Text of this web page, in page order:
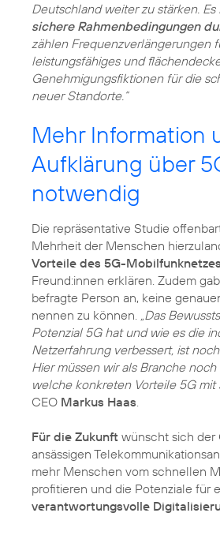
Deutschland weiter zu stärken.
sichere Rahmenbedingungen
zählen Frequenzverlängerungen
leistungsfähiges und
Genehmigungsfiktionen für die
neuer Standorte.“
Mehr Information
Aufklärung über
notwendig
Die repräsentative Studie
Mehrheit der Menschen
Vorteile des 5G-Mobilfunknetzes
Freund:innen erklären. Zudem
befragte Person an, keine
nennen zu können. „Das
Potenzial 5G hat und wie es die
Netzerfahrung verbessert, ist
Hier müssen wir als Branche
welche konkreten Vorteile 5G mit
CEO Markus Haas.
Für die Zukunft wünscht sich der
ansässigen
mehr Menschen vom schnellen
profitieren und die Potenziale für
verantwortungsvolle